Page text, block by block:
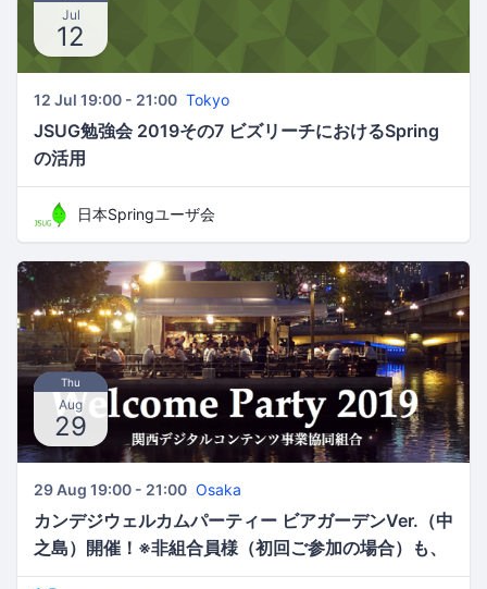
Jul
12
12 Jul 19:00 - 21:00 Tokyo
JSUG勉強会 2019その7 ビズリーチにおけるSpring
の活用
日本Springユーザ会
Thu
Aug
29
29 Aug 19:00 - 21:00 Osaka
カンデジウェルカムパーティー ビアガーデンVer.（中
之島）開催！※非組合員様（初回ご参加の場合）も、
特別価格にてご招待！